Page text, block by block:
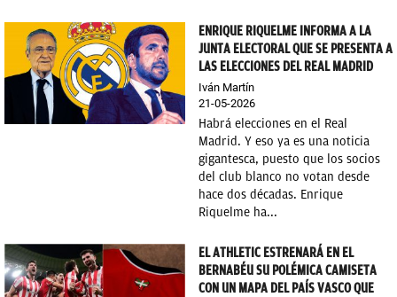
ENRIQUE RIQUELME INFORMA A LA
JUNTA ELECTORAL QUE SE PRESENTA A
LAS ELECCIONES DEL REAL MADRID
Iván Martín
21-05-2026
Habrá elecciones en el Real
Madrid. Y eso ya es una noticia
gigantesca, puesto que los socios
del club blanco no votan desde
hace dos décadas. Enrique
Riquelme ha...
EL ATHLETIC ESTRENARÁ EN EL
BERNABÉU SU POLÉMICA CAMISETA
CON UN MAPA DEL PAÍS VASCO QUE